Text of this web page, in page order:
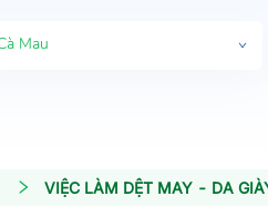
Mau
VIỆC LÀM DỆT MAY - DA